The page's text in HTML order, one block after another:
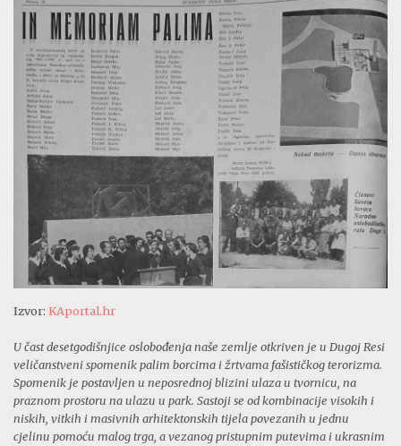
Izvor: KAportal.hr
U čast desetgodišnjice oslobođenja naše zemlje otkriven je u Dugoj Resi
veličanstveni spomenik palim borcima i žrtvama fašističkog terorizma.
Spomenik je postavljen u neposrednoj blizini ulaza u tvornicu, na
praznom prostoru na ulazu u park. Sastoji se od kombinacije visokih i
niskih, vitkih i masivnih arhitektonskih tijela povezanih u jednu
cjelinu pomoću malog trga, a vezanog pristupnim putevima i ukrasnim